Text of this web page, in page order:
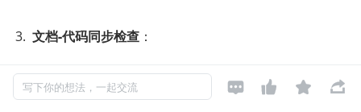
文档-代码同步检查 ：
复制代码
写下你的想法，一起交流    